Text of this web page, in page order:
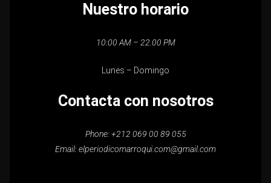
Nuestro horario
10:00 AM – 22.00 PM
Lunes – Domingo
Contacta con nosotros
Phone: +212 069 00 89 055
Email: elperiodicomarroqui.com@gmail.com